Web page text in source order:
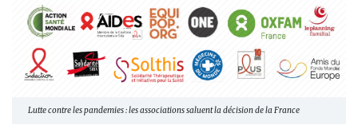
Lutte contre les pandemies : les associations saluent la décision de la France